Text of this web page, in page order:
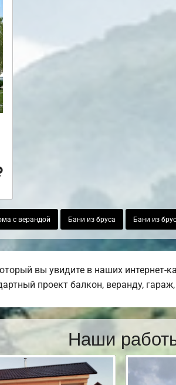
с верандой Бани из бруса Бани из
вы увидите в наших интернет-
проект балкон, веранду,
Наши